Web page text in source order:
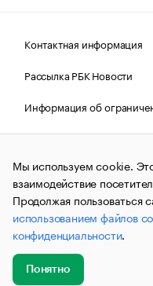
Контактная информация
Рассылка РБК Новости
Информация об
Правовая информация
© АО
и материалы
(зарегистрировано
связи, информационных
коммуникаций
№ФС77-63848)
публикации могут
не предназначенную для
до 18 лет.
Мы используем cookie.
взаимодействие
Продолжая пользоваться
использованием файлов
конфиденциальности.
Понятно